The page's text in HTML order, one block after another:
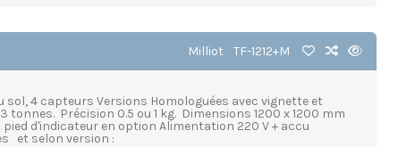
Milliot TF-1212+M
4 capteurs Versions Homologuées avec vignette et
tonnes. Précision 0.5 ou 1 kg. Dimensions 1200 x 1200 mm
d'indicateur en option Alimentation 220 V + accu
et selon version :